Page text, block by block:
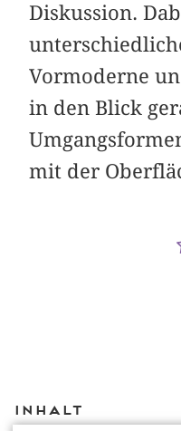
Diskussion.
Vormoderne
in den Blick
mit der
Inhalt